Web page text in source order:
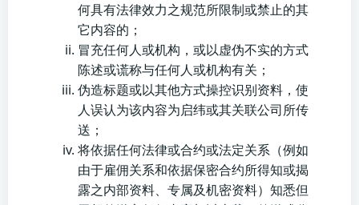
何具有法律效力之规范所限制或禁止的其
它内容的；
冒充任何人或机构，或以虚伪不实的方式
陈述或谎称与任何人或机构有关；
伪造标题或以其他方式操控识别资料，使
人误认为该内容为启纬或其关联公司所传
送；
将依据任何法律或合约或法定关系（例如
由于雇佣关系和依据保密合约所得知或揭
露之内部资料、专属及机密资料）知悉但